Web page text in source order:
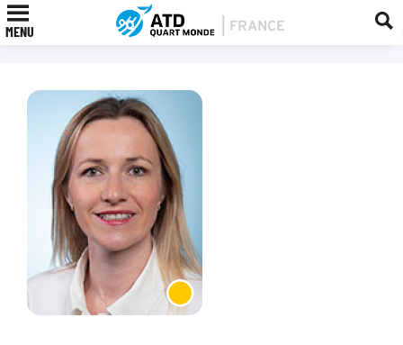
MENU